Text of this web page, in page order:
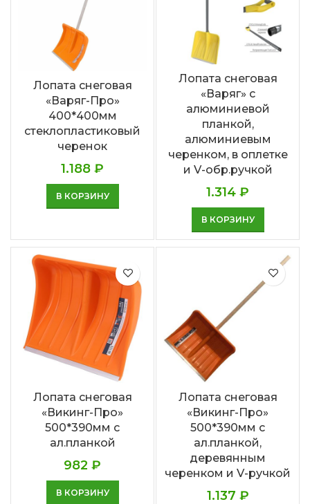
Лопата снеговая
«Варяг-Про»
400*400мм
стеклопластиковый
черенок
1.188 ₽
В КОРЗИНУ
Лопата снеговая
«Варяг» с
алюминиевой
планкой,
алюминиевым
черенком, в оплетке
и V-обр.ручкой
1.314 ₽
В КОРЗИНУ
Лопата снеговая
«Викинг-Про»
500*390мм с
ал.планкой
982 ₽
В КОРЗИНУ
Лопата снеговая
«Викинг-Про»
500*390мм с
ал.планкой,
деревянным
черенком и V-ручкой
1.137 ₽